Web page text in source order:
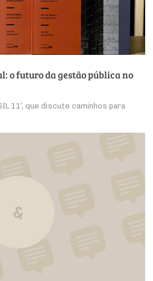
o futuro da gestão pública no
11’, que discute caminhos para